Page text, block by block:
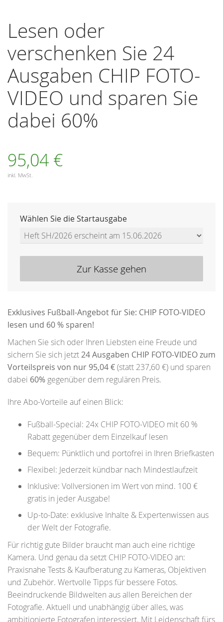
der
Bildergalerie
springen
Lesen oder
verschenken Sie 24
Ausgaben CHIP FOTO-
VIDEO und sparen Sie
dabei 60%
95,04 €
inkl. MwSt.
Wählen Sie die Startausgabe
Zur Kasse gehen
Exklusives Fußball-Angebot für Sie: CHIP FOTO-VIDEO
lesen und 60 % sparen!
Machen Sie sich oder Ihren Liebsten eine Freude und
sichern Sie sich jetzt24 Ausgaben CHIP FOTO-VIDEO zum
Vorteilspreis von nur 95,04 €(statt 237,60 €) und sparen
dabei 60% gegenüber dem regulären Preis.
Ihre Abo-Vorteile auf einen Blick:
Fußball-Special: 24x CHIP FOTO-VIDEO mit 60 %
Rabatt gegenüber dem Einzelkauf lesen
Bequem: Pünktlich und portofrei in Ihren Briefkasten
Flexibel: Jederzeit kündbar nach Mindestlaufzeit
Inklusive: Vollversionen im Wert von mind. 100 €
gratis in jeder Ausgabe!
Up-to-Date: exklusive Inhalte & Expertenwissen aus
der Welt der Fotografie.
Für richtig gute Bilder braucht man auch eine richtige
Kamera. Und genau da setzt CHIP FOTO-VIDEO an:
Praxisnahe Tests & Kaufberatung zu Kameras, Objektiven
und Zubehör. Wertvolle Tipps für bessere Fotos.
Beeindruckende Bildwelten aus allen Bereichen der
Fotografie. Aktuell und unabhängig über alles, was
ambitionierte Fotografen interessiert. Mit Leidenschaft fürs